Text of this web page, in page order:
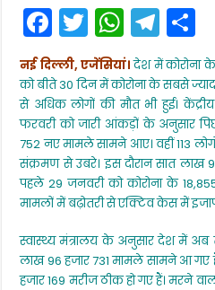
24
घंटे
में
16,752
केस
मिले,
पिछले
30
दिनों
के
दौरान
एक
दिन
में
ज्यादा
मामले
F
a
c
e
b
o
o
k
T
w
itt
er
W
h
a
ts
A
p
p
T
el
e
gr
a
m
h
e
नई दिल्ली, एजेंसियां।देश में कोरोना के
को बीते 30 दिन में कोरोना के सबसे
से अधिक लोगों की मौत भी हुई। केंद्रीय
फरवरी को जारी आंकड़ों के अनुसार
752 नए मामले सामने आए। वहीं 113
संक्रमण से उबरे। इस दौरान सात लाख
पहले 29 जनवरी को कोरोना के
मामलों में बढ़ोतरी से एक्टिव केस में
स्वास्थ्य मंत्रालय के अनुसार देश में
लाख 96 हजार 731 मामले सामने आ
हजार 169 मरीज ठीक हो गए हैं। मरने